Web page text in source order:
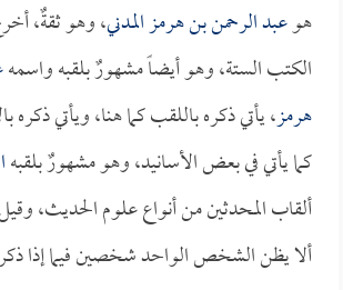
هوعبد الرحمن بن هرمز المدني، وهو ثقةٌ،
الكتب الستة، وهو أيضاً مشهورٌ بلقبه واسمه
هرمز، يأتي ذكره باللقب كما هنا، ويأتي
كما يأتي في بعض الأسانيد، وهو مشهورٌ بلقبه
ألقاب المحدثين من أنواع علوم الحديث،
ألا يظن الشخص الواحد شخصين فيما إذا